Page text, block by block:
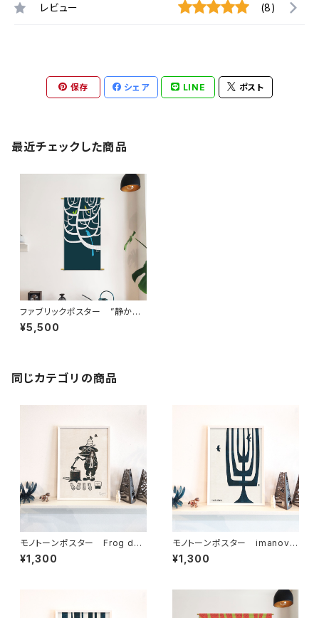
レビュー (8)
保存 シェア LINE ポスト
最近チェックした商品
ファブリックポスター ”静かな
林”
¥5,500
同じカテゴリの商品
モノトーンポスター Frog dad
loves camping カエル父さん
キャンプ好き
¥1,300
モノトーンポスター imanova
Tree 1
¥1,300